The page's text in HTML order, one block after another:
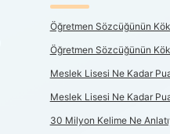
Öğretmen Sözcüğünün
Öğretmen Sözcüğünün
Meslek Lisesi Ne Kadar
Meslek Lisesi Ne Kadar
30 Milyon Kelime Ne